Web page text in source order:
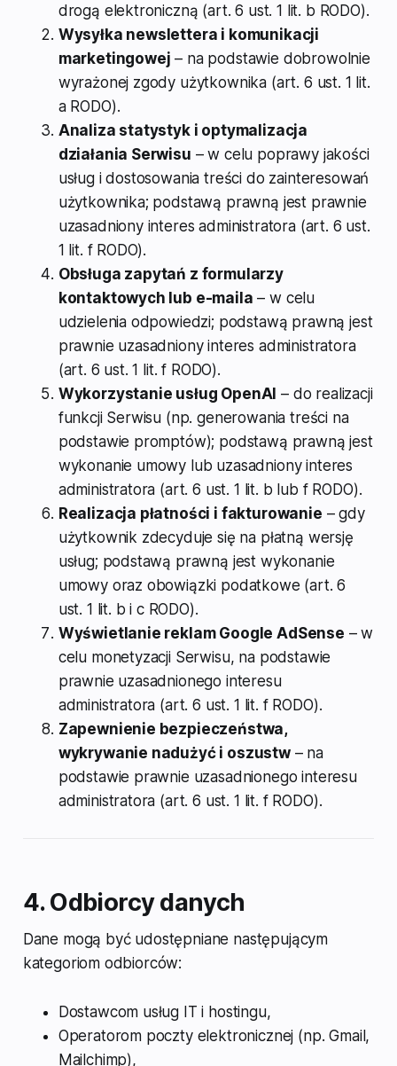
drogą elektroniczną (art. 6 ust. 1 lit. b RODO).
Wysyłka newslettera i komunikacji
marketingowej – na podstawie dobrowolnie
wyrażonej zgody użytkownika (art. 6 ust. 1 lit.
a RODO).
Analiza statystyk i optymalizacja
działania Serwisu – w celu poprawy jakości
usług i dostosowania treści do zainteresowań
użytkownika; podstawą prawną jest prawnie
uzasadniony interes administratora (art. 6 ust.
1 lit. f RODO).
Obsługa zapytań z formularzy
kontaktowych lub e-maila – w celu
udzielenia odpowiedzi; podstawą prawną jest
prawnie uzasadniony interes administratora
(art. 6 ust. 1 lit. f RODO).
Wykorzystanie usług OpenAI – do realizacji
funkcji Serwisu (np. generowania treści na
podstawie promptów); podstawą prawną jest
wykonanie umowy lub uzasadniony interes
administratora (art. 6 ust. 1 lit. b lub f RODO).
Realizacja płatności i fakturowanie – gdy
użytkownik zdecyduje się na płatną wersję
usług; podstawą prawną jest wykonanie
umowy oraz obowiązki podatkowe (art. 6
ust. 1 lit. b i c RODO).
Wyświetlanie reklam Google AdSense – w
celu monetyzacji Serwisu, na podstawie
prawnie uzasadnionego interesu
administratora (art. 6 ust. 1 lit. f RODO).
Zapewnienie bezpieczeństwa,
wykrywanie nadużyć i oszustw– na
podstawie prawnie uzasadnionego interesu
administratora (art. 6 ust. 1 lit. f RODO).
4. Odbiorcy danych
Dane mogą być udostępniane następującym
kategoriom odbiorców:
Dostawcom usług IT i hostingu,
Operatorom poczty elektronicznej (np. Gmail,
Mailchimp),